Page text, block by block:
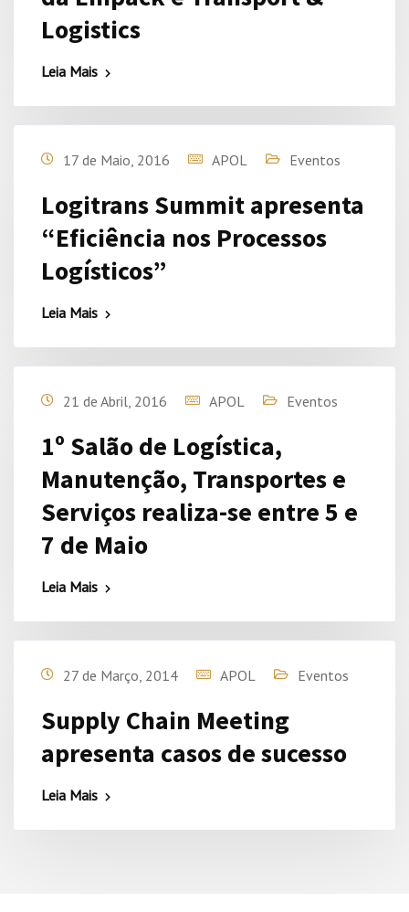
Logistics
Leia Mais
17 de Maio, 2016 APOL Eventos
Logitrans Summit apresenta
“Eficiência nos Processos
Logísticos”
Leia Mais
21 de Abril, 2016 APOL Eventos
1º Salão de Logística,
Manutenção, Transportes e
Serviços realiza-se entre 5 e
7 de Maio
Leia Mais
27 de Março, 2014 APOL Eventos
Supply Chain Meeting
apresenta casos de sucesso
Leia Mais